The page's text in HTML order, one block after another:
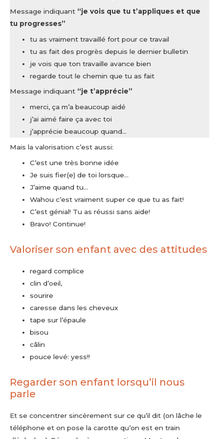
Message indiquant “je vois que tu t’appliques et que
tu progresses”
tu as vraiment travaillé fort pour ce travail
tu as fait des progrès depuis le dernier bulletin
je vois que ton travaille avance bien
regarde tout le chemin que tu as fait
Message indiquant “je t’apprécie”
merci, ça m’a beaucoup aidé
j’ai aimé faire ça avec toi
j’apprécie beaucoup quand…
Mais la valorisation c’est aussi:
C’est une très bonne idée
Je suis fier(e) de toi lorsque…
J’aime quand tu…
Wahou c’est vraiment super ce que tu as fait!
C’est génial! Tu as réussi sans aide!
Bravo! Continue!
Valoriser son enfant avec des attitudes
regard complice
clin d’oeil,
sourire
caresse dans les cheveux
tape sur l’épaule
bisou
câlin
pouce levé: yess!!
Regarder son enfant lorsqu’il nous
parle
Et se concentrer sincèrement sur ce qu’il dit (on lâche le
téléphone et on pose la carotte qu’on est en train